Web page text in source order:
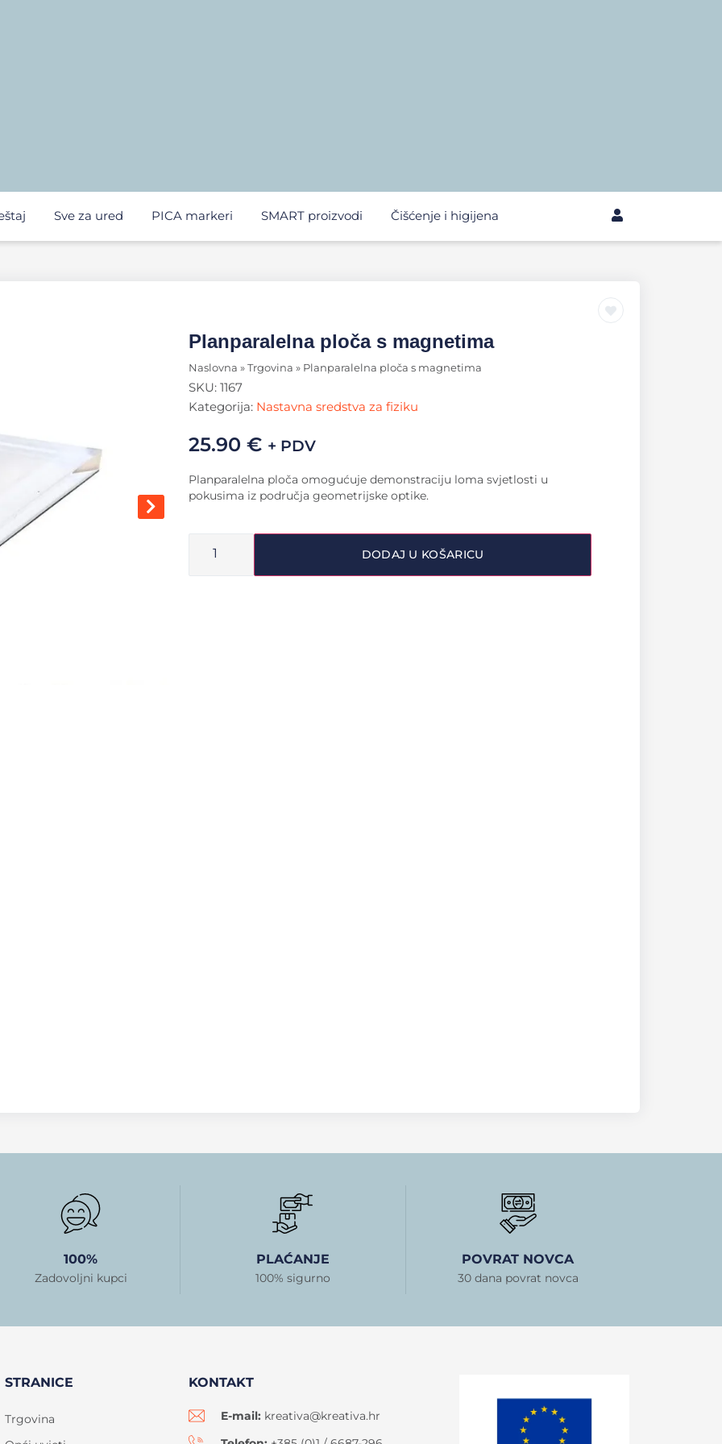
Sve za ured PICA markeri SMART proizvodi Čišćenje i higijena
Planparalelna ploča s magnetima
Naslovna » Trgovina » Planparalelna ploča s magnetima
SKU: 1167
Kategorija: Nastavna sredstva za fiziku
25.90 € + PDV
Planparalelna ploča omogućuje demonstraciju loma svjetlosti u
pokusima iz područja geometrijske optike.
DODAJ U KOŠARICU
100%
Zadovoljni kupci
PLAĆANJE
100% sigurno
POVRAT NOVCA
30 dana povrat novca
STRANICE
Trgovina
KONTAKT
E-mail: kreativa@kreativa.hr